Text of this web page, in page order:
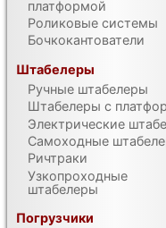
платформой
Роликовые системы
Бочкокантователи
Штабелеры
Ручные штабелеры
Штабелеры с
Электрические
Самоходные
Ричтраки
Узкопроходные
штабелеры
Погрузчики